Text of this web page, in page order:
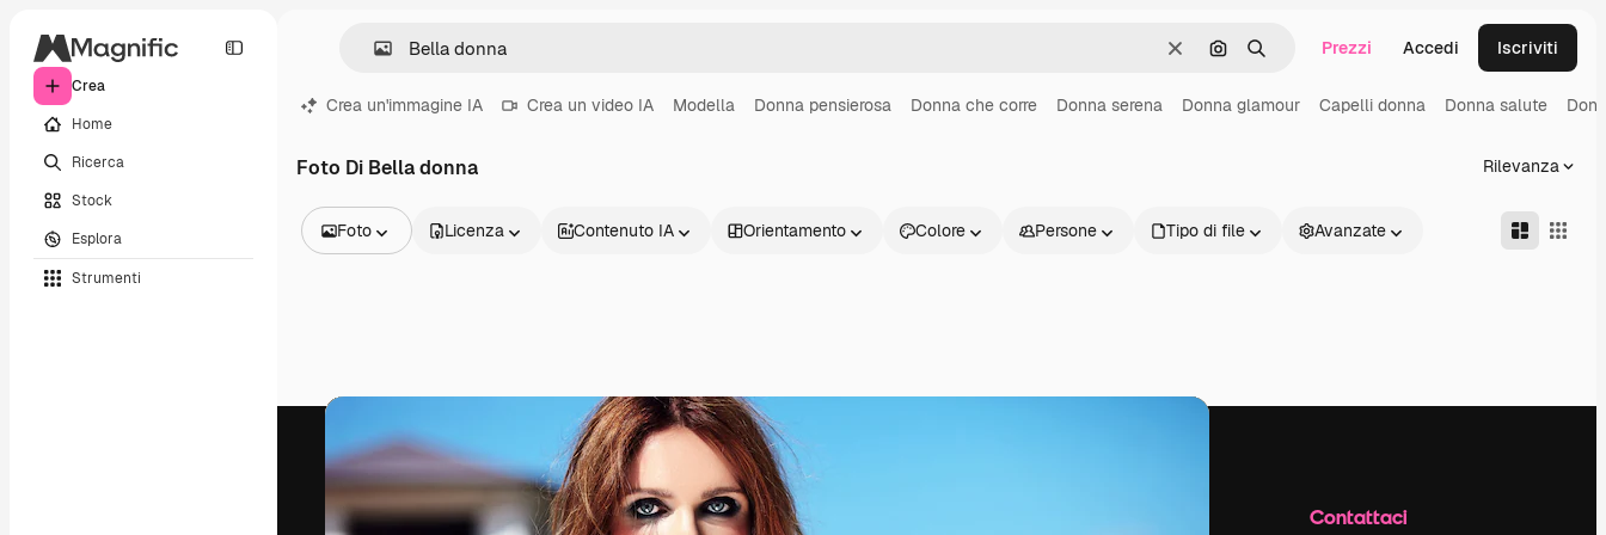
Crea
Home
Ricerca
Stock
Esplora
Strumenti
CancellaCerca per immagine
Ricerca Prezzi Accedi Iscriviti
Crea un'immagine IA Crea un video IA Modella Donna pensierosa Donna che corre Donna serena Donna glamour Capelli donna Donna salute
Foto Di Bella donna Rilevanza
Foto
Video
Motion graphic
Modelli di video
Icone
Modelli 3D
Font
Licenza Contenuto IA Orientamento Colore Persone Tipo di file Avanzate
Prodotti Contattaci